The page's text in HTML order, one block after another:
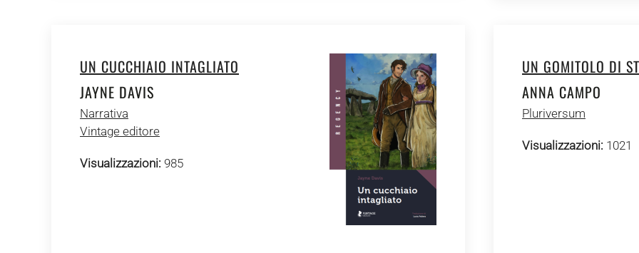
UN CUCCHIAIO INTAGLIATO
JAYNE DAVIS
Narrativa
Vintage editore
Visualizzazioni: 985
UN GOMITOLO DI
ANNA CAMPO
Pluriversum
Visualizzazioni: 1021